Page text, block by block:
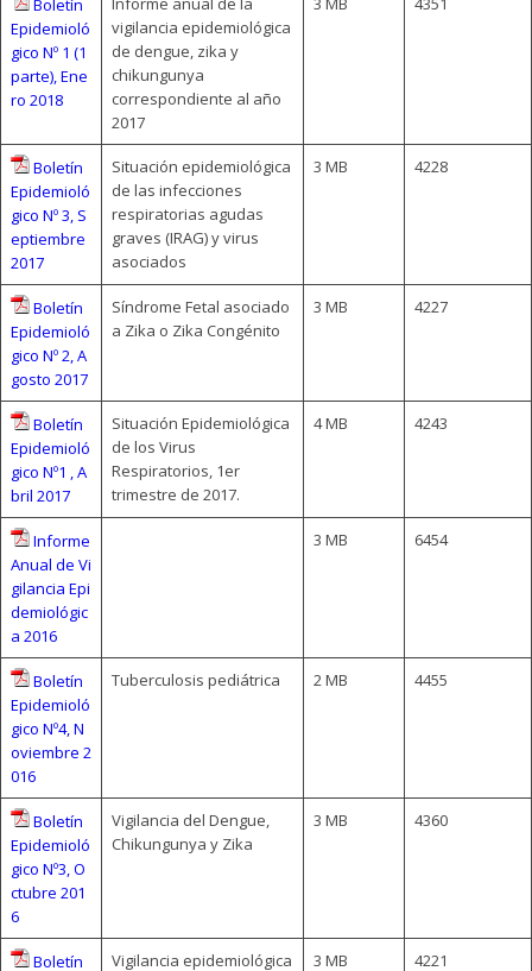
Boletín
Epidemioló
gico Nº 1 (1
parte), Ene
ro 2018
vigilancia epidemiológica
de dengue, zika y
chikungunya
correspondiente al año
2017
Boletín
Epidemioló
gico Nº 3, S
eptiembre
2017
Situación epidemiológica
de las infecciones
respiratorias agudas
graves (IRAG) y virus
asociados
3 MB 4228
Boletín
Epidemioló
gico Nº 2, A
gosto 2017
Síndrome Fetal asociado
a Zika o Zika Congénito
3 MB 4227
Boletín
Epidemioló
gico Nº1 , A
bril 2017
Situación Epidemiológica
de los Virus
Respiratorios, 1er
trimestre de 2017.
4 MB 4243
Informe
Anual de Vi
gilancia Epi
demiológic
a 2016
3 MB 6454
Boletín
Epidemioló
gico Nº4, N
oviembre 2
016
Tuberculosis pediátrica 2 MB 4455
Boletín
Epidemioló
gico Nº3, O
ctubre 201
6
Vigilancia del Dengue,
Chikungunya y Zika
3 MB 4360
Boletín
Vigilancia epidemiológica
3 MB 4221